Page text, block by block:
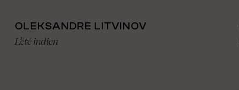
OLEKSANDRE LITVINOV
L’été indien